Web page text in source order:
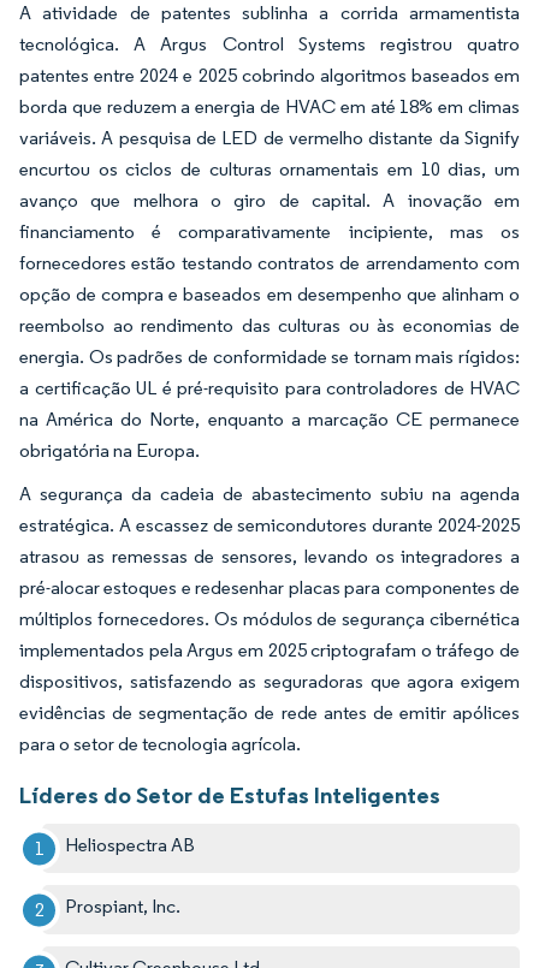
A atividade de patentes sublinha a corrida armamentista
tecnológica. A Argus Control Systems registrou quatro
patentes entre 2024 e 2025 cobrindo algoritmos baseados em
borda que reduzem a energia de HVAC em até 18% em climas
variáveis. A pesquisa de LED de vermelho distante da Signify
encurtou os ciclos de culturas ornamentais em 10 dias, um
avanço que melhora o giro de capital. A inovação em
financiamento é comparativamente incipiente, mas os
fornecedores estão testando contratos de arrendamento com
opção de compra e baseados em desempenho que alinham o
reembolso ao rendimento das culturas ou às economias de
energia. Os padrões de conformidade se tornam mais rígidos:
a certificação UL é pré-requisito para controladores de HVAC
na América do Norte, enquanto a marcação CE permanece
obrigatória na Europa.
A segurança da cadeia de abastecimento subiu na agenda
estratégica. A escassez de semicondutores durante 2024-2025
atrasou as remessas de sensores, levando os integradores a
pré-alocar estoques e redesenhar placas para componentes de
múltiplos fornecedores. Os módulos de segurança cibernética
implementados pela Argus em 2025 criptografam o tráfego de
dispositivos, satisfazendo as seguradoras que agora exigem
evidências de segmentação de rede antes de emitir apólices
para o setor de tecnologia agrícola.
Líderes do Setor de Estufas Inteligentes
Heliospectra AB
Prospiant, Inc.